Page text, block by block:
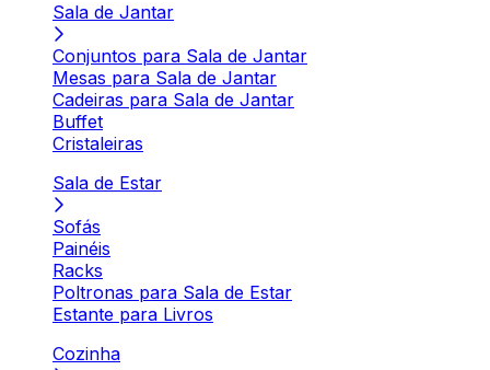
Sala de Jantar
Conjuntos para Sala de Jantar
Mesas para Sala de Jantar
Cadeiras para Sala de Jantar
Buffet
Cristaleiras
Sala de Estar
Sofás
Painéis
Racks
Poltronas para Sala de Estar
Estante para Livros
Cozinha